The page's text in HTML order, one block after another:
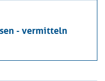
- vermitteln